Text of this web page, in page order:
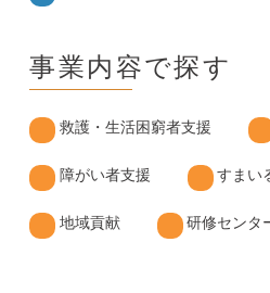
事業内容で探す
救護・生活困窮者支援
障がい者支援 すまい
地域貢献 研修センタ